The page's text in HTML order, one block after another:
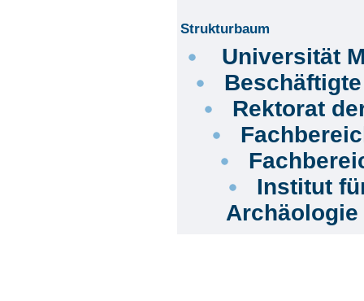
Strukturbaum
Universität
Beschäftigte
Rektorat
Institut
Archäologie